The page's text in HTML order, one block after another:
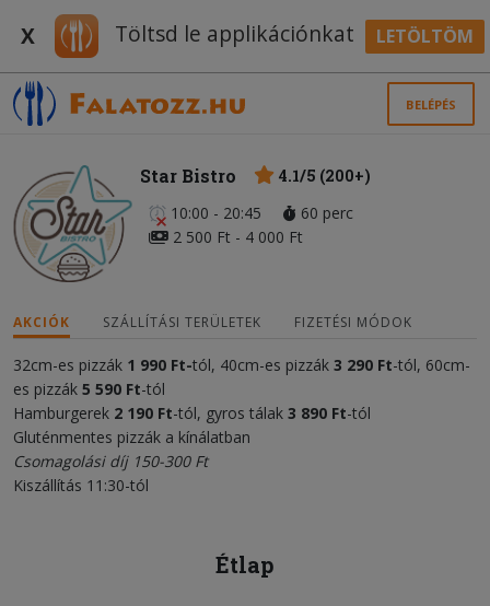
X Töltsd le applikációnkat LETÖLTÖM
BELÉPÉS
Star Bistro
4.1/5 (200+)
10:00 - 20:45
60 perc
2 500 Ft - 4 000 Ft
AKCIÓK SZÁLLÍTÁSI TERÜLETEK FIZETÉSI MÓDOK
32cm-es pizzák 1 990 Ft-tól, 40cm-es pizzák 3 290 Ft-tól, 60cm-
es pizzák 5 590 Ft-tól
Hamburgerek 2 190 Ft-tól, gyros tálak 3 890 Ft-tól
Gluténmentes pizzák a kínálatban
Csomagolási díj 150-300 Ft
Kiszállítás 11:30-tól
Étlap